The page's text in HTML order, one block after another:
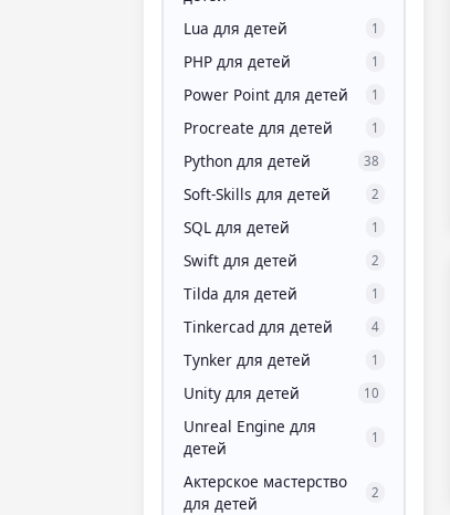
Lua для детей 1
PHP для детей 1
Power Point для детей 1
Procreate для детей 1
Python для детей 38
Soft-Skills для детей 2
SQL для детей 1
Swift для детей 2
Tilda для детей 1
Tinkercad для детей 4
Tynker для детей 1
Unity для детей 10
Unreal Engine для
детей
1
Актерское мастерство
для детей
2